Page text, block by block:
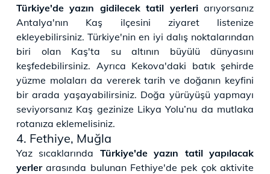
Türkiye'de yazın gidilecek tatil yerleri arıyorsanız
Antalya'nın Kaş ilçesini ziyaret listenize
ekleyebilirsiniz. Türkiye'nin en iyi dalış noktalarından
biri olan Kaş'ta su altının büyülü dünyasını
keşfedebilirsiniz. Ayrıca Kekova'daki batık şehirde
yüzme molaları da vererek tarih ve doğanın keyfini
bir arada yaşayabilirsiniz. Doğa yürüyüşü yapmayı
seviyorsanız Kaş gezinize Likya Yolu’nu da mutlaka
rotanıza eklemelisiniz.
4. Fethiye, Muğla
Yaz sıcaklarında Türkiye'de yazın tatil yapılacak
yerlerarasında bulunan Fethiye'de pek çok aktivite